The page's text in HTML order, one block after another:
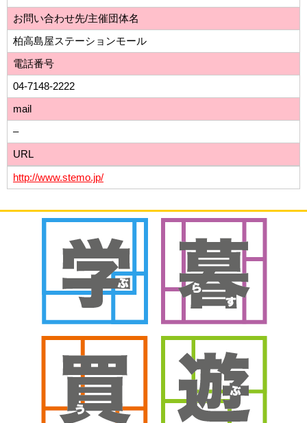
お問い合わせ先/主催団体名
柏高島屋ステーションモール
電話番号
04-7148-2222
mail
–
URL
http://www.stemo.jp/